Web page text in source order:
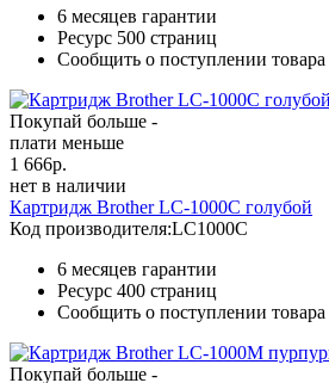
6 месяцев гарантии
Ресурс 500 страниц
Сообщить о поступлении товара
Покупай больше -
плати меньше
1 666р.
нет в наличии
Картридж Brother LC-1000C голубой
Код производителя:LC1000C
6 месяцев гарантии
Ресурс 400 страниц
Сообщить о поступлении товара
Покупай больше -